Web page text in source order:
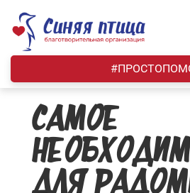
content
САМОЕ
ДЛЯ